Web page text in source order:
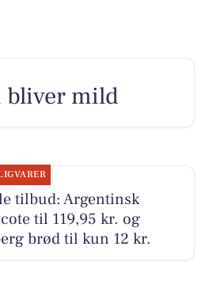
bliver mild
tilbud: Argentinsk
til 119,95 kr. og
brød til kun 12 kr.